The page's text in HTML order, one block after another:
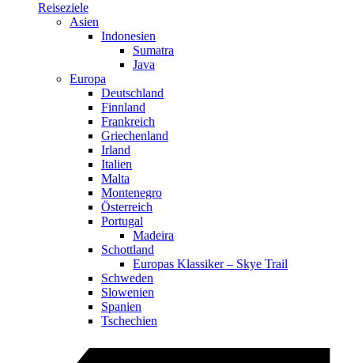
Reiseziele
Asien
Indonesien
Sumatra
Java
Europa
Deutschland
Finnland
Frankreich
Griechenland
Irland
Italien
Malta
Montenegro
Österreich
Portugal
Madeira
Schottland
Europas Klassiker – Skye Trail
Schweden
Slowenien
Spanien
Tschechien